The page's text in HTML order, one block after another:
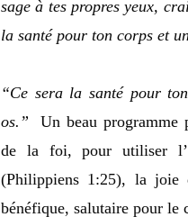
sage à tes propres yeux,
la santé pour ton corps et
“Ce sera la santé pour
os.”
Un beau
de la foi, pour utiliser
(Philippiens 1:25), la joie
bénéfique, salutaire pour le